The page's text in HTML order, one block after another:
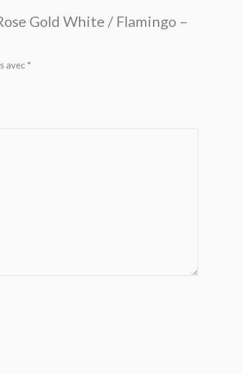
Gold White / Flamingo –
avec *